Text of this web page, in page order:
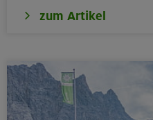
18.08.26
München
zum Artikel